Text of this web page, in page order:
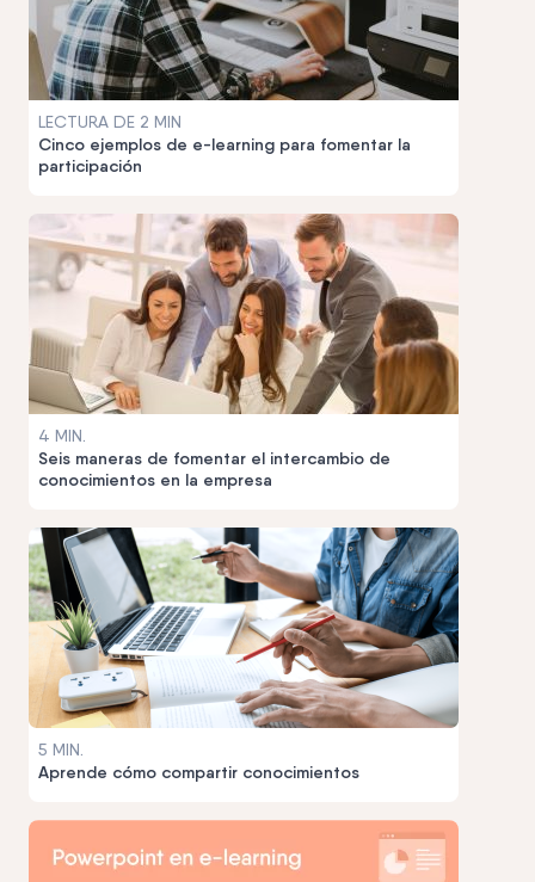
LECTURA DE 2 MIN
Cinco ejemplos de e-learning para fomentar la
participación
4 MIN.
Seis maneras de fomentar el intercambio de
conocimientos en la empresa
5 MIN.
Aprende cómo compartir conocimientos